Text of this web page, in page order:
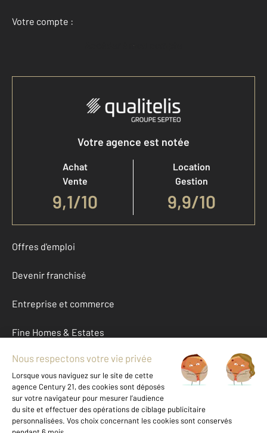
Votre compte :
Accéder à mon compte
Votre agence est notée
Achat
Vente
9,1/10
Location
Gestion
9,9/10
Offres d'emploi
Devenir franchisé
Entreprise et commerce
Fine Homes & Estates
À propos
International
Nous contacter